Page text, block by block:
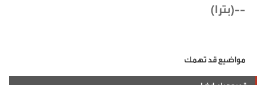
--(بترا)
مواضيع قد تهمك